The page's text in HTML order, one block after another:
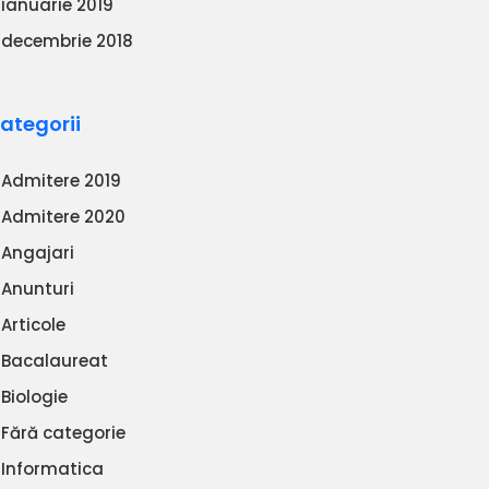
ianuarie 2019
decembrie 2018
Admitere 2019
Admitere 2020
Angajari
Anunturi
Articole
Bacalaureat
Biologie
Fără categorie
Informatica